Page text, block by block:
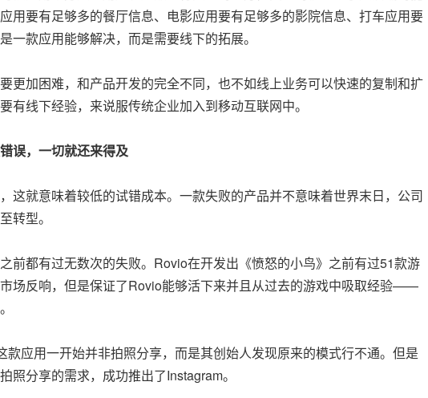
用要有足够多的餐厅信息、电影应用要有足够多的影院信息、打车应用要
一款应用能够解决，而是需要线下的拓展。
加困难，和产品开发的完全不同，也不如线上业务可以快速的复制和扩
有线下经验，来说服传统企业加入到移动互联网中。
误，一切就还来得及
就意味着较低的试错成本。一款失败的产品并不意味着世界末日，公司
转型。
都有过无数次的失败。Rovio在开发出《愤怒的小鸟》之前有过51款游
场反响，但是保证了Rovio能够活下来并且从过去的游戏中吸取经验——
应用一开始并非拍照分享，而是其创始人发现原来的模式行不通。但是
照分享的需求，成功推出了Instagram。